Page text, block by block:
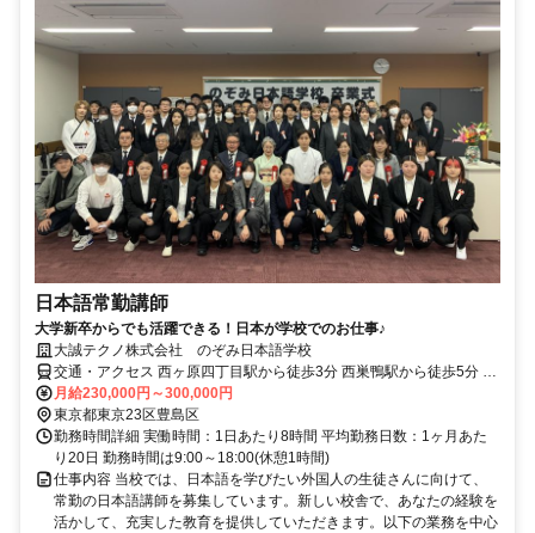
日本語常勤講師
大学新卒からでも活躍できる！日本が学校でのお仕事♪
大誠テクノ株式会社 のぞみ日本語学校
交通・アクセス 西ヶ原四丁目駅から徒歩3分 西巣鴨駅から徒歩5分 巣
鴨駅から徒歩15分
月給230,000円～300,000円
東京都東京23区豊島区
勤務時間詳細 実働時間：1日あたり8時間 平均勤務日数：1ヶ月あた
り20日 勤務時間は9:00～18:00(休憩1時間)
仕事内容 当校では、日本語を学びたい外国人の生徒さんに向けて、
常勤の日本語講師を募集しています。新しい校舎で、あなたの経験を
活かして、充実した教育を提供していただきます。以下の業務を中心